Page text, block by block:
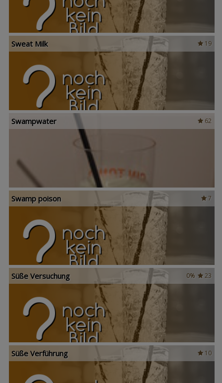
19
Sweat Milk
62
Swampwater
7
Swamp poison
23
0%
Süße Versuchung
10
Süße Verführung